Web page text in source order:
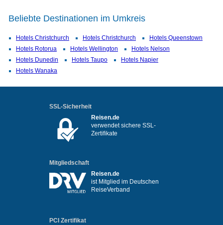
Beliebte Destinationen im Umkreis
Hotels Christchurch Hotels Christchurch
Hotels Queenstown
Hotels Rotorua
Hotels Wellington
Hotels Nelson
Hotels Dunedin
Hotels Taupo
Hotels Napier
Hotels Wanaka
SSL-Sicherheit
Reisen.de
verwendet sichere SSL-
Zertifikate
Mitgliedschaft
Reisen.de
ist Mitglied im Deutschen
ReiseVerband
PCI Zertifikat